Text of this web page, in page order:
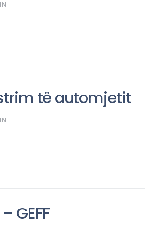
të automjetit
GEFF